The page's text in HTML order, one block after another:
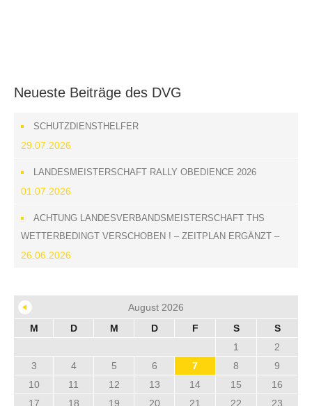
Neueste Beiträge des DVG
SCHUTZDIENSTHELFER
29.07.2026
LANDESMEISTERSCHAFT RALLY OBEDIENCE 2026
01.07.2026
ACHTUNG LANDESVERBANDSMEISTERSCHAFT THS
WETTERBEDINGT VERSCHOBEN ! – ZEITPLAN ERGÄNZT –
26.06.2026
August 2026
M
D M D F S
S
1
2
3
4 5 6 7 8
9
10
11 12 13 14 15
16
17
18 19 20 21 22
23